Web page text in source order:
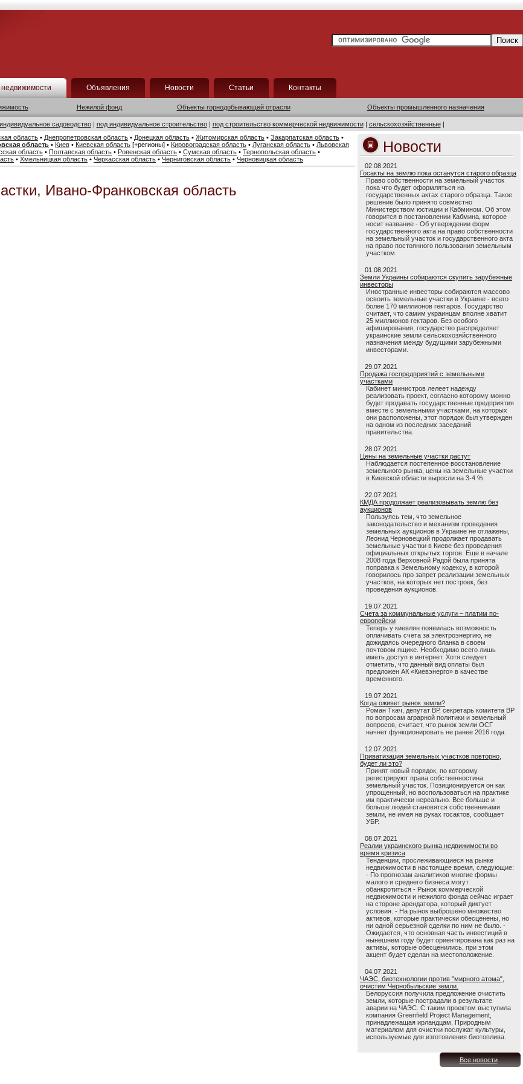
недвижимости Объявления Новости Статьи Контакты
Нежилой фонд Объекты горнодобывающей отрасли Объекты промышленного назначения
садоводство| под индивидуальное строительство| под строительство коммерческой недвижимости| сельскохозяйственные|
область • Днепропетровская область • Донецкая область • Житомирская область • Закарпатская область •
область • Киев • Киевская область [+регионы] • Кировоградская область • Луганская область • Львовская
область • Полтавская область • Ровенская область • Сумская область • Тернопольская область •
• Хмельницкая область • Черкасская область • Черниговская область • Черновицкая область
Ивано-Франковская область
Новости
02.08.2021
Госакты на землю пока останутся старого образца
Право собственности на земельный участок
пока что будет оформляться на
государственных актах старого образца. Такое
решение было принято совместно
Министерством юстиции и Кабмином. Об этом
говорится в постановлении Кабмина, которое
носит название - Об утверждении форм
государственного акта на право собственности
на земельный участок и государственного акта
на право постоянного пользования земельным
участком.
01.08.2021
Земли Украины собираются скупить зарубежные
инвесторы
Иностранные инвесторы собираются массово
освоить земельные участки в Украине - всего
более 170 миллионов гектаров. Государство
считает, что самим украинцам вполне хватит
25 миллионов гектаров. Без особого
афиширования, государство распределяет
украинские земли сельскохозяйственного
назначения между будущими зарубежными
инвесторами.
29.07.2021
Продажа госпредприятий с земельными
участками
Кабинет министров лелеет надежду
реализовать проект, согласно которому можно
будет продавать государственные предприятия
вместе с земельными участками, на которых
они расположены, этот порядок был утвержден
на одном из последних заседаний
правительства.
28.07.2021
Цены на земельные участки растут
Наблюдается постепенное восстановление
земельного рынка, цены на земельные участки
в Киевской области выросли на 3-4 %.
22.07.2021
КМДА продолжает реализовывать землю без
аукционов
Пользуясь тем, что земельное
законодательство и механизм проведения
земельных аукционов в Украине не отлажены,
Леонид Черновецкий продолжает продавать
земельные участки в Киеве без проведения
официальных открытых торгов. Еще в начале
2008 года Верховной Радой была принята
поправка к Земельному кодексу, в которой
говорилось про запрет реализации земельных
участков, на которых нет построек, без
проведения аукционов.
19.07.2021
Счета за коммунальные услуги – платим по-
европейски
Теперь у киевлян появилась возможность
оплачивать счета за электроэнергию, не
дожидаясь очередного бланка в своем
почтовом ящике. Необходимо всего лишь
иметь доступ в интернет. Хотя следует
отметить, что данный вид оплаты был
предложен АК «Киевэнерго» в качестве
временного.
19.07.2021
Когда оживет рынок земли?
Роман Ткач, депутат ВР, секретарь комитета ВР
по вопросам аграрной политики и земельный
вопросов, считает, что рынок земли ОСГ
начнет функционировать не ранее 2016 года.
12.07.2021
Приватизация земельных участков повторно,
будет ли это?
Принят новый порядок, по которому
регистрируют права собственностина
земельный участок. Позиционируется он как
упрощенный, но воспользоваться на практике
им практически нереально. Все больше и
больше людей становятся собственниками
земли, не имея на руках госактов, сообщает
УБР.
08.07.2021
Реалии украинского рынка недвижимости во
время кризиса
Тенденции, прослеживающиеся на рынке
недвижимости в настоящее время, следующие:
- По прогнозам аналитиков многие формы
малого и среднего бизнеса могут
обанкротиться - Рынок коммерческой
недвижимости и нежилого фонда сейчас играет
на стороне арендатора, который диктует
условия. - На рынок выброшено множество
активов, которые практически обесценены, но
ни одной серьезной сделки по ним не было. -
Ожидается, что основная часть инвестиций в
нынешнем году будет ориентирована как раз на
активы, которые обесценились, при этом
акцент будет сделан на местоположение.
04.07.2021
ЧАЭС, биотехнологии против "мирного атома",
очистим Чернобыльские земли.
Белоруссия получила предложение очистить
земли, которые пострадали в результате
аварии на ЧАЭС. С таким проектом выступила
компания Greenfield Project Management,
принадлежащая ирландцам. Природным
материалом для очистки послужат культуры,
используемые для изготовления биотоплива.
Все новости